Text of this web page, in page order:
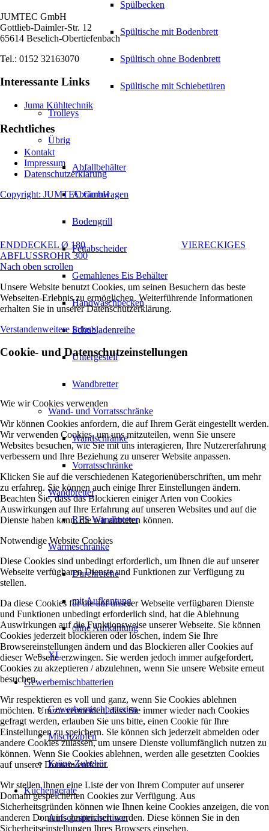
Spülbecken
Spültische mit Bodenbrett
Spültisch ohne Bodenbrett
Spültische mit Schiebetüren
Trolleys
Übrig
Abfallbehälter
Abräumwagen
Bodengrill
Fettabscheider
Gemahlenes Eis Behälter
Handwaschbecken
Schubladenreihe
Untergestell
Wandbretter
Wand- und Vorratsschränke
Wandschränke
Vorratsschränke
Wandbretter
RFS Wandbretter
Wärmeschränke
Durchreiche
mit Aufkantung
ohne Aufkantung
XL
Gewerbemischbatterien
Gewerbemischbatterien
Mischzapfen
Kräne-Zubehör
Küchengeräte
Aufschnittmaschinen
JUMTEC GmbH
Gottlieb-Daimler-Str. 12
65614 Beselich-Obertiefenbach
Tel.: 0152 32163070
Interessante Links
Juma Kühltechnik
Rechtliches
Kontakt
Impressum
Datenschutzerklärung
Copyright: JUMTEC GmbH
ENDDECKEL Ø 180
VIERECKIGES
ABFLUSSROHR 300
Nach oben scrollen
Unsere Website benutzt Cookies, um seinen Besuchern das beste
Webseiten-Erlebnis zu ermöglichen. Weiterführende Informationen
erhalten Sie in unserer Datenschutzerklärung.
Verstandenweitere Infos×
Cookie- und Datenschutzeinstellungen
Wie wir Cookies verwenden
Wir können Cookies anfordern, die auf Ihrem Gerät eingestellt werden.
Wir verwenden Cookies, um uns mitzuteilen, wenn Sie unsere
Websites besuchen, wie Sie mit uns interagieren, Ihre Nutzererfahrung
verbessern und Ihre Beziehung zu unserer Website anpassen.
Klicken Sie auf die verschiedenen Kategorienüberschriften, um mehr
zu erfahren. Sie können auch einige Ihrer Einstellungen ändern.
Beachten Sie, dass das Blockieren einiger Arten von Cookies
Auswirkungen auf Ihre Erfahrung auf unseren Websites und auf die
Dienste haben kann, die wir anbieten können.
Notwendige Website Cookies
Diese Cookies sind unbedingt erforderlich, um Ihnen die auf unserer
Webseite verfügbaren Dienste und Funktionen zur Verfügung zu
stellen.
Da diese Cookies für die auf unserer Webseite verfügbaren Dienste
und Funktionen unbedingt erforderlich sind, hat die Ablehnung
Auswirkungen auf die Funktionsweise unserer Webseite. Sie können
Cookies jederzeit blockieren oder löschen, indem Sie Ihre
Browsereinstellungen ändern und das Blockieren aller Cookies auf
dieser Webseite erzwingen. Sie werden jedoch immer aufgefordert,
Cookies zu akzeptieren / abzulehnen, wenn Sie unsere Website erneut
besuchen.
Wir respektieren es voll und ganz, wenn Sie Cookies ablehnen
möchten. Um zu vermeiden, dass Sie immer wieder nach Cookies
gefragt werden, erlauben Sie uns bitte, einen Cookie für Ihre
Einstellungen zu speichern. Sie können sich jederzeit abmelden oder
andere Cookies zulassen, um unsere Dienste vollumfänglich nutzen zu
können. Wenn Sie Cookies ablehnen, werden alle gesetzten Cookies
auf unserer Domain entfernt.
Wir stellen Ihnen eine Liste der von Ihrem Computer auf unserer
Domain gespeicherten Cookies zur Verfügung. Aus
Sicherheitsgründen können wie Ihnen keine Cookies anzeigen, die von
anderen Domains gespeichert werden. Diese können Sie in den
Sicherheitseinstellungen Ihres Browsers einsehen.